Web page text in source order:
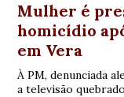
Mulher é
homicídio
em Vera
À PM, denunciada
a televisão